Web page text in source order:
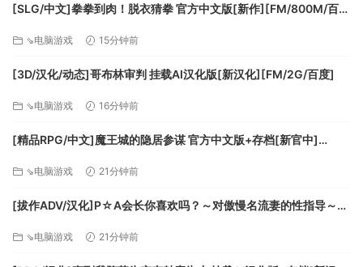
指令卡组，即使您没有收藏它们。另外您也可以自定义各种战
4.信任系统：这是本游戏唯一的战斗外培养系统，您在收藏了一
[SLG/中文]拳拳到肉！脱衣猜拳 官方中文版[新作][FM/800M/百
⇘电脑游戏 15分钟前
[3D/汉化/动态]哥布林审判 挂载AI汉化版[新汉化][FM/2G/百度]
⇘电脑游戏 16分钟前
[精品RPG/中文]魔王城的隐居参谋 官方中文版+存档[新官中]
⇘电脑游戏 21分钟前
[拔作ADV/汉化]P☆A会长你喜欢吗？～对傲慢名流妻的性指导～AI
⇘电脑游戏 21分钟前